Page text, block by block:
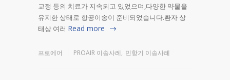
교정 등의 치료가 지속되고 있었으며,다양한 약물을
유지한 상태로 항공이송이 준비되었습니다.환자 상
태상 여러 Read more
프로에어 PROAIR 이송사례, 민항기 이송사례